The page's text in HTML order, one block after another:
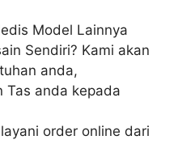
Model Lainnya
Sendiri? Kami akan
anda,
Tas anda kepada
order online dari